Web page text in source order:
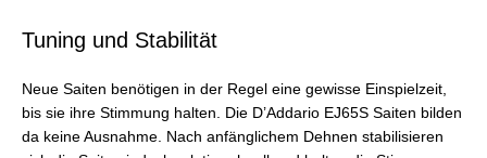
Tuning und Stabilität
Neue Saiten benötigen in der Regel eine gewisse Einspielzeit,
bis sie ihre Stimmung halten. Die D’Addario EJ65S Saiten bilden
da keine Ausnahme. Nach anfänglichem Dehnen stabilisieren